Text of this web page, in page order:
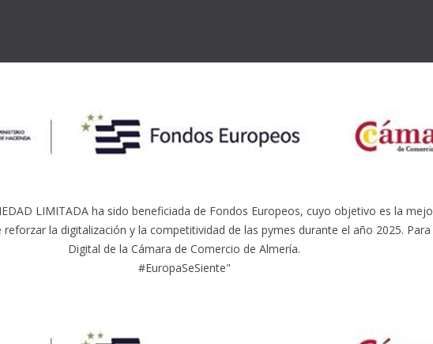
LIMITADA ha sido beneficiada de Fondos Europeos, cuyo objetivo es la
la digitalización y la competitividad de las pymes durante el año 2025.
Digital de la Cámara de Comercio de Almería.
#EuropaSeSiente"